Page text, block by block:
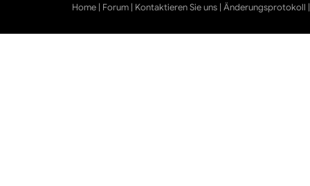
Home | Forum | Kontaktieren Sie uns |Änderungsprotokoll